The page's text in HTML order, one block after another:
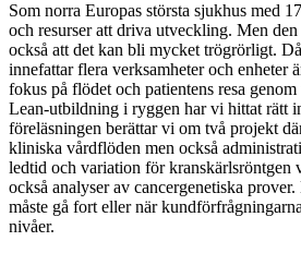
Som norra Europas största sjukhus med
och resurser att driva utveckling. Men
också att det kan bli mycket trögrörligt.
innefattar flera verksamheter och enheter
fokus på flödet och patientens resa
Lean-utbildning i ryggen har vi hittat rätt
föreläsningen berättar vi om två projekt
kliniska vårdflöden men också
ledtid och variation för kranskärlsröntgen
också analyser av cancergenetiska
måste gå fort eller när
nivåer.